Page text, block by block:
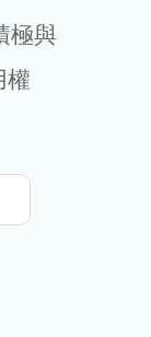
極與
權